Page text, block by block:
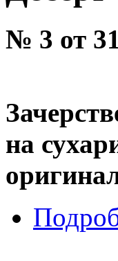
№ 3 от
на